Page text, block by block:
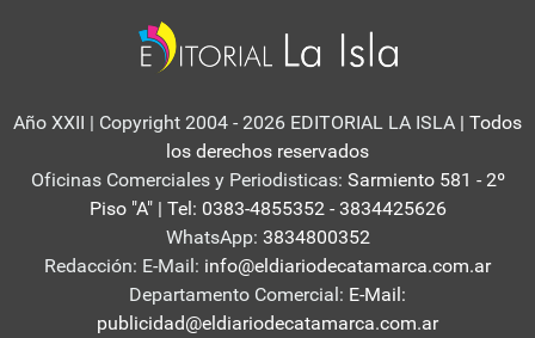
Año XXII | Copyright 2004 - 2026 EDITORIAL LA ISLA | Todos
los derechos reservados
Oficinas Comerciales y Periodisticas: Sarmiento 581 - 2º
Piso "A" | Tel: 0383-4855352 - 3834425626
WhatsApp: 3834800352
Redacción: E-Mail: info@eldiariodecatamarca.com.ar
Departamento Comercial: E-Mail:
publicidad@eldiariodecatamarca.com.ar